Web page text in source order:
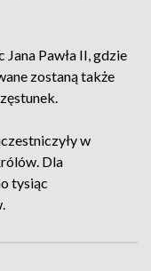
Pawła II, gdzie
zostaną także
w
Dla
tysiąc